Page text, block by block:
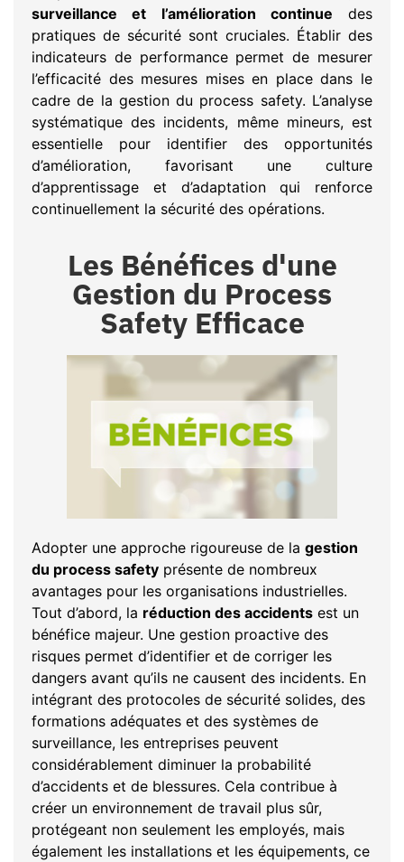
surveillance et l’amélioration continue des
pratiques de sécurité sont cruciales. Établir des
indicateurs de performance permet de mesurer
l’efficacité des mesures mises en place dans le
cadre de la gestion du process safety. L’analyse
systématique des incidents, même mineurs, est
essentielle pour identifier des opportunités
d’amélioration, favorisant une culture
d’apprentissage et d’adaptation qui renforce
continuellement la sécurité des opérations.
Les Bénéfices d'une
Gestion du Process
Safety Efficace
Adopter une approche rigoureuse de la gestion
du process safety présente de nombreux
avantages pour les organisations industrielles.
Tout d’abord, la réduction des accidents est un
bénéfice majeur. Une gestion proactive des
risques permet d’identifier et de corriger les
dangers avant qu’ils ne causent des incidents. En
intégrant des protocoles de sécurité solides, des
formations adéquates et des systèmes de
surveillance, les entreprises peuvent
considérablement diminuer la probabilité
d’accidents et de blessures. Cela contribue à
créer un environnement de travail plus sûr,
protégeant non seulement les employés, mais
également les installations et les équipements, ce